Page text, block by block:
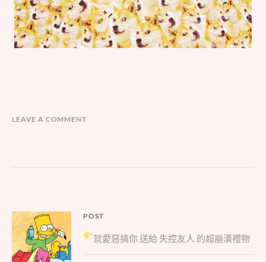
LEAVE A COMMENT
文
章
導
POST
Parent
post:
就愛惡搞你送給 失控友人 的超崩潰禮物